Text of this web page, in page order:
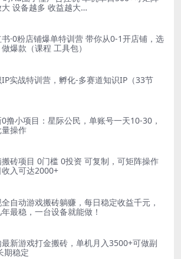
设备越多 收益越大…
·0粉店铺爆单特训营 带你从0-1开店铺，选
爆款（课程 工具包）
实战特训营，孵化-多赛道知识IP（33节
撸小项目：星际公民，单账号一天10-30，
操作
砖项目 0门槛 0投资 可复制，可矩阵操作
入可达2000+
自动游戏搬砖躺赚，每日稳定收益千元，
最稳，一台设备就能做！
最新游戏打金搬砖，单机月入3500+可做副
期稳定